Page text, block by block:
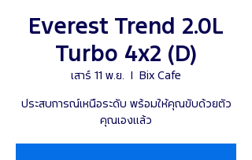
Everest Trend 2.0L
Turbo 4x2 (D)
เสาร์ 11 พ.ย.
  |
Bix Cafe
ประสบการณ์เหนือระดับ พร้อมให้คุณขับด้วยตัว
คุณเองแล้ว